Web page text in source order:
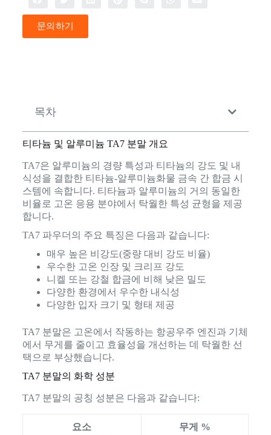
문의하기
목차
티타늄 및 알루미늄 TA7 분말 개요
TA7은 알루미늄의 경량 특성과 티타늄의 강도 및 내
식성을 결합한 티타늄-알루미늄화물 금속 간 합금 시
스템에 속합니다. 티타늄과 알루미늄의 거의 동일한
비율로 고온 응용 분야에서 탁월한 특성 균형을 제공
합니다.
TA7 파우더의 주요 특징은 다음과 같습니다:
매우 높은 비강도(중량 대비 강도 비율)
우수한 고온 인장 및 크리프 강도
니켈 또는 강철 합금에 비해 낮은 밀도
다양한 환경에서 우수한 내식성
다양한 입자 크기 및 형태 제공
TA7 분말은 고온에서 작동하는 항공우주 엔진과 기체
에서 무게를 줄이고 효율성을 개선하는 데 탁월한 선
택으로 부상했습니다.
TA7 분말의 화학 성분
TA7 분말의 공칭 성분은 다음과 같습니다:
요소 무게 %